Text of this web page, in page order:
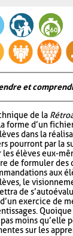
et
de la
forme d’un
dans la
pourront par la
les élèves eux-
de formuler des
aux
le
de
exercice de
moins qu’elle
sur les